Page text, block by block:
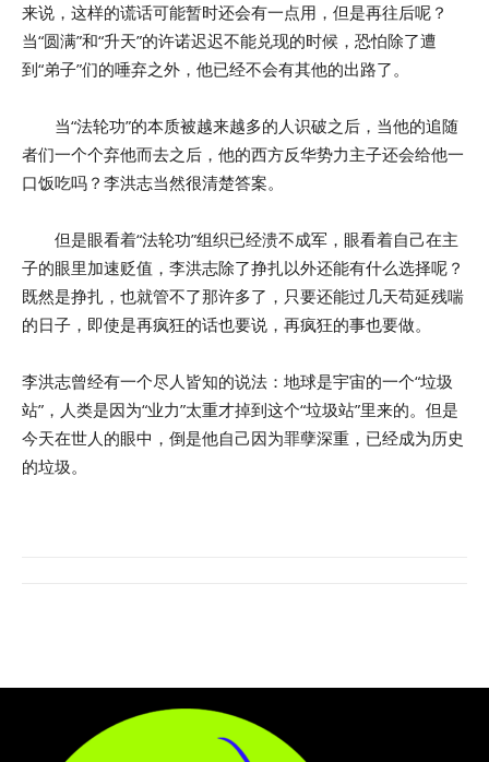
来说，这样的谎话可能暂时还会有一点用，但是再往后呢？
当“圆满”和“升天”的许诺迟迟不能兑现的时候，恐怕除了遭
到“弟子”们的唾弃之外，他已经不会有其他的出路了。
当“法轮功”的本质被越来越多的人识破之后，当他的追随
者们一个个弃他而去之后，他的西方反华势力主子还会给他一
口饭吃吗？李洪志当然很清楚答案。
但是眼看着“法轮功”组织已经溃不成军，眼看着自己在主
子的眼里加速贬值，李洪志除了挣扎以外还能有什么选择呢？
既然是挣扎，也就管不了那许多了，只要还能过几天苟延残喘
的日子，即使是再疯狂的话也要说，再疯狂的事也要做。
李洪志曾经有一个尽人皆知的说法：地球是宇宙的一个“垃圾
站”，人类是因为“业力”太重才掉到这个“垃圾站”里来的。但是
今天在世人的眼中，倒是他自己因为罪孽深重，已经成为历史
的垃圾。